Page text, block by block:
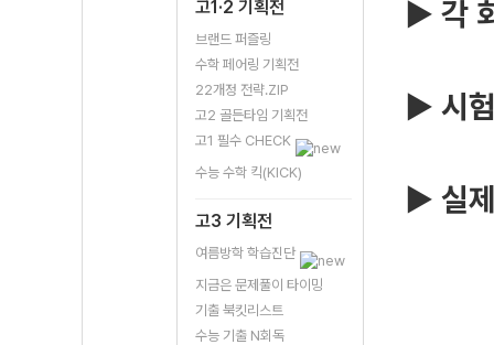
고1·2 기획전
브랜드 퍼즐링
수학 페어링 기획전
22개정 전략.ZIP
고2 골든타임 기획전
고1 필수 CHECK
수능 수학 킥(KICK)
고3 기획전
여름방학 학습진단
지금은 문제풀이 타이밍
기출 북킷리스트
수능 기출 N회독
▶ 각
▶ 시
▶ 실